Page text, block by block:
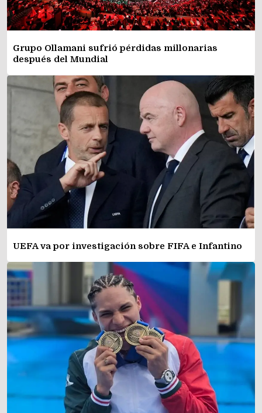
Grupo Ollamani sufrió pérdidas millonarias
después del Mundial
UEFA va por investigación sobre FIFA e Infantino